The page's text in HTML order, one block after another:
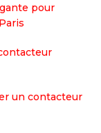
pour
un contacteur